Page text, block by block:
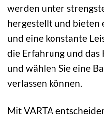
werden unter
hergestellt und bieten
und eine konstante
die Erfahrung und das
und wählen Sie eine
verlassen können.
Mit VARTA